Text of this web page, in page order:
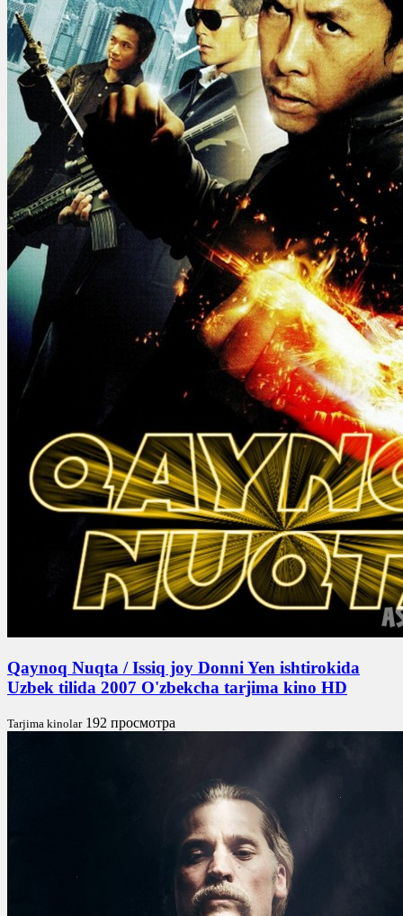
Qaynoq Nuqta / Issiq joy Donni Yen ishtirokida
Uzbek tilida 2007 O'zbekcha tarjima kino HD
Tarjima kinolar 192 просмотра